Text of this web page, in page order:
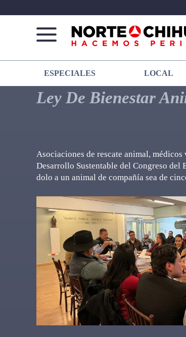
Norte
De
Chihuahua
Más
que
noticias,
hacemos periodismo
ESPECIALES LOCAL
Ley De Bienestar
Asociaciones de rescate animal,
Desarrollo Sustentable del Congreso del
dolo a un animal de compañía sea de